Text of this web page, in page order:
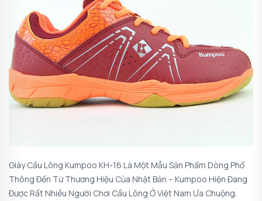
Giày Cầu Lông Kumpoo KH-16 Là Một Mẫu Sản Phẩm Dòng Phổ
Thông Đến Từ Thương Hiệu Của Nhật Bản – Kumpoo Hiện Đang
Được Rất Nhiều Người Chơi Cầu Lông Ở Việt Nam Ưa Chuộng.